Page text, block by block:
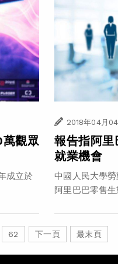
萬觀眾
成立於
2018年04月04
報告指阿里
就業機會
中國人民大學
阿里巴巴零售
62 下一頁 最末頁